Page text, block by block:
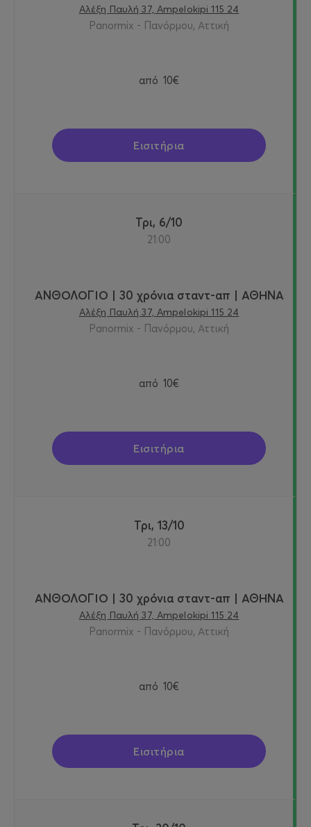
Αλέξη Παυλή 37, Ampelokipi 115 24
Panormix - Πανόρμου, Αττική
από 10€
Εισιτήρια
Τρι, 6/10
21:00
ΑΝΘΟΛΟΓΙΟ | 30 χρόνια σταντ-απ | ΑΘΗΝΑ
Αλέξη Παυλή 37, Ampelokipi 115 24
Panormix - Πανόρμου, Αττική
από 10€
Εισιτήρια
Τρι, 13/10
21:00
ΑΝΘΟΛΟΓΙΟ | 30 χρόνια σταντ-απ | ΑΘΗΝΑ
Αλέξη Παυλή 37, Ampelokipi 115 24
Panormix - Πανόρμου, Αττική
από 10€
Εισιτήρια